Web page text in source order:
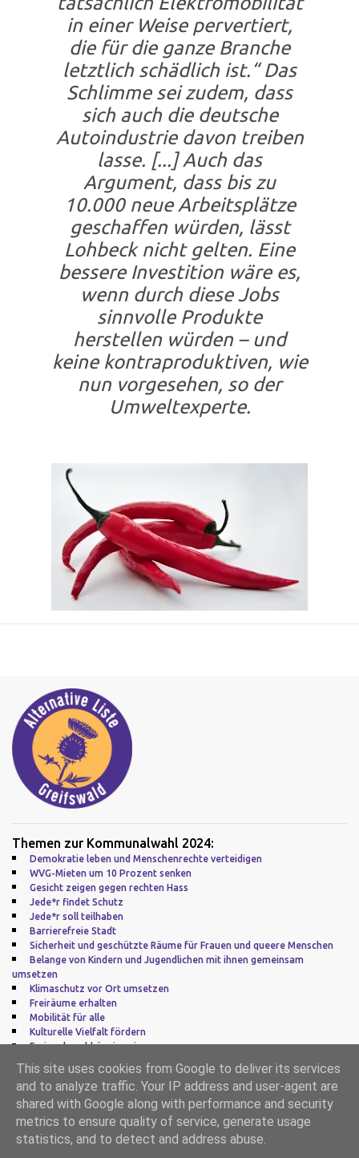
in einer Weise pervertiert,
die für die ganze Branche
letztlich schädlich ist.“ Das
Schlimme sei zudem, dass
sich auch die deutsche
Autoindustrie davon treiben
lasse. [...] Auch das
Argument, dass bis zu
10.000 neue Arbeitsplätze
geschaffen würden, lässt
Lohbeck nicht gelten. Eine
bessere Investition wäre es,
wenn durch diese Jobs
sinnvolle Produkte
herstellen würden – und
keine kontraproduktiven, wie
nun vorgesehen, so der
Umweltexperte.
Themen zur Kommunalwahl 2024:
Demokratie leben und Menschenrechte verteidigen
WVG-Mieten um 10 Prozent senken
Gesicht zeigen gegen rechten Hass
Jede*r findet Schutz
Jede*r soll teilhaben
Barrierefreie Stadt
Sicherheit und geschützte Räume für Frauen und queere Menschen
Belange von Kindern und Jugendlichen mit ihnen gemeinsam
umsetzen
Klimaschutz vor Ort umsetzen
Freiräume erhalten
Mobilität für alle
Kulturelle Vielfalt fördern
Frei und unabhängig sein
Impressum|Datenschutz
Powered by Blogger
This site uses cookies from Google to deliver its services
and to analyze traffic. Your IP address and user-agent are
shared with Google along with performance and security
metrics to ensure quality of service, generate usage
statistics, and to detect and address abuse.